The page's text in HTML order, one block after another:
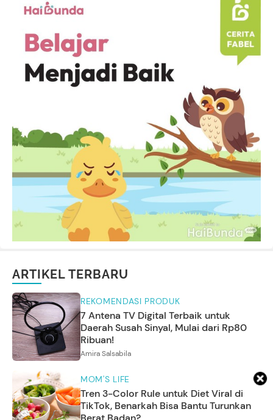
ARTIKEL TERBARU
REKOMENDASI PRODUK
7 Antena TV Digital Terbaik untuk
Daerah Susah Sinyal, Mulai dari Rp80
Ribuan!
Amira Salsabila
MOM'S LIFE
Tren 3-Color Rule untuk Diet Viral di
TikTok, Benarkah Bisa Bantu Turunkan